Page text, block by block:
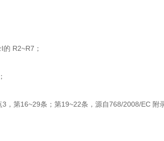
R2~R7；
，第16~29条；第19~22条，源自768/2008/EC 附